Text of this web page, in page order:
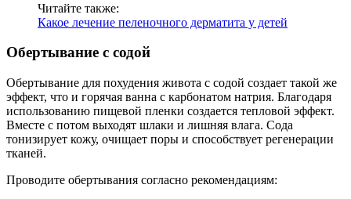
Читайте также:
Какое лечение пеленочного дерматита у детей
Обертывание с содой
Обертывание для похудения живота с содой создает такой же
эффект, что и горячая ванна с карбонатом натрия. Благодаря
использованию пищевой пленки создается тепловой эффект.
Вместе с потом выходят шлаки и лишняя влага. Сода
тонизирует кожу, очищает поры и способствует регенерации
тканей.
Проводите обертывания согласно рекомендациям: